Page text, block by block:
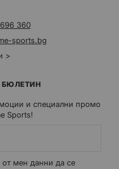
360
sports.bg
>
БЮЛЕТИН
и специални промо
Sports!
от мен данни да се